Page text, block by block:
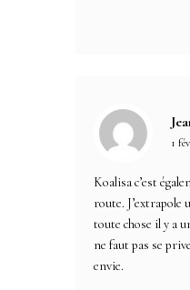
1
Koalisa c’est
route. J’extrapole
toute chose il y a
ne faut pas se
envie.